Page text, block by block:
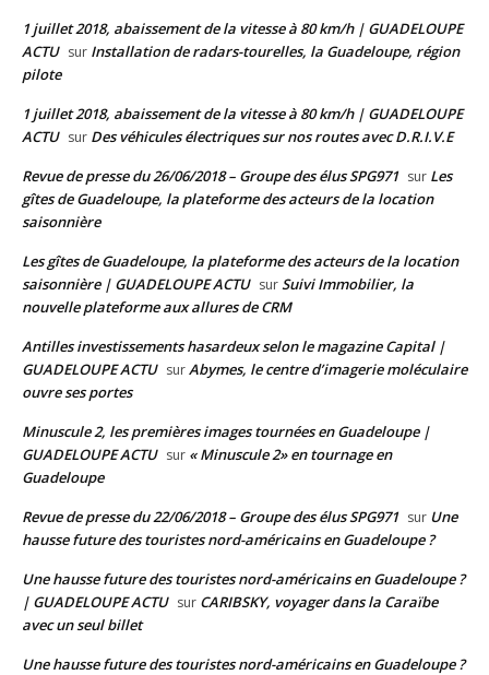
1 juillet 2018, abaissement de la vitesse à 80 km/h | GUADELOUPE
ACTU sur Installation de radars-tourelles, la Guadeloupe, région
pilote
1 juillet 2018, abaissement de la vitesse à 80 km/h | GUADELOUPE
ACTU sur Des véhicules électriques sur nos routes avec D.R.I.V.E
Revue de presse du 26/06/2018 – Groupe des élus SPG971 sur Les
gîtes de Guadeloupe, la plateforme des acteurs de la location
saisonnière
Les gîtes de Guadeloupe, la plateforme des acteurs de la location
saisonnière | GUADELOUPE ACTU surSuivi Immobilier, la
nouvelle plateforme aux allures de CRM
Antilles investissements hasardeux selon le magazine Capital |
GUADELOUPE ACTU surAbymes, le centre d’imagerie moléculaire
ouvre ses portes
Minuscule 2, les premières images tournées en Guadeloupe |
GUADELOUPE ACTU sur « Minuscule 2» en tournage en
Guadeloupe
Revue de presse du 22/06/2018 – Groupe des élus SPG971 sur Une
hausse future des touristes nord-américains en Guadeloupe ?
Une hausse future des touristes nord-américains en Guadeloupe ?
| GUADELOUPE ACTU sur CARIBSKY, voyager dans la Caraïbe
avec un seul billet
Une hausse future des touristes nord-américains en Guadeloupe ?